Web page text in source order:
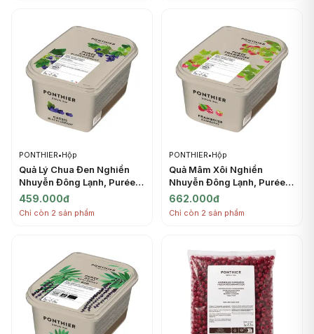
PONTHIER•Hộp
Quả Lý Chua Đen Nghiền
Nhuyễn Đông Lạnh, Purée
Cassis, Frozen Sugared
Blackcurrant, 2.2 lbs (1kg) -
459.000đ
Chỉ còn 2 sản phẩm
PONTHIER•Hộp
Quả Mâm Xôi Nghiền
Nhuyễn Đông Lạnh, Purée
Framboise, Frozen
Raspberry, 2.2 lbs (1kg) -
662.000đ
Chỉ còn 2 sản phẩm